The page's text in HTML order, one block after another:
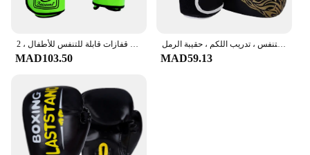
قفاز مسابقة من جلد البولي يوريثين للأطفال ، قفازات تدريب احترافية لمواي تاي ، ملاكمة إسفنجية ، قفازات قابلة للتنفس للأطفال ، 2
MAD103.50
قفازات الكيك بوكسينغ من الجلد الصناعي ، قفازات الملاكمة الساندا القابلة للتنفس ، تدريب اللكم ، حقيبة الرمل
MAD59.13